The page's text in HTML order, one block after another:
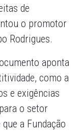
de
o promotor
Rodrigues.
aponta
como a
e exigências
o setor
a Fundação